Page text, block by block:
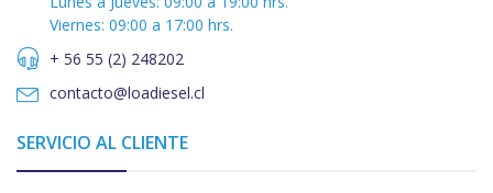
Viernes: 09:00 a 17:00 hrs.
+ 56 55 (2) 248202
contacto@loadiesel.cl
SERVICIO AL CLIENTE